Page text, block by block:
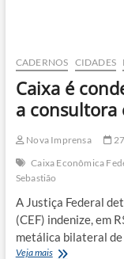
é
suspensa
pela
Federal
CADERNOS CIDADES
Caixa é
a consultora
Nova Imprensa
Caixa Econômica
Sebastião
A Justiça Federal
(CEF) indenize, em
metálica bilateral
Veja maisCaixa